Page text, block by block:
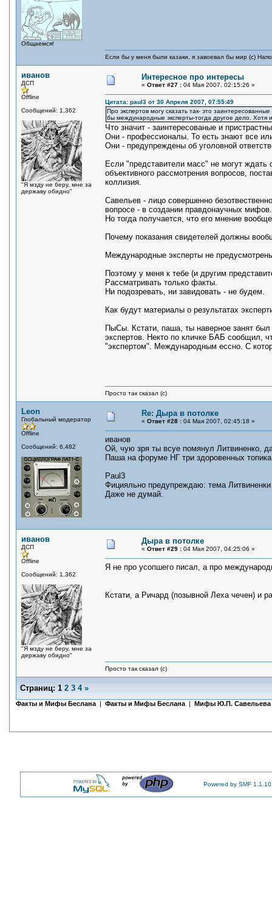
Общаемся!
Если бы у меня были казаки, я завоевал бы мир (с)
иванов
ДСП
Offline
Сообщений: 1,362
"Я мзду не беру, мне за
державу обидно"
Интересное про интересы
« Ответ #27 : 04 Мая 2007, 02:15:26 »
Цитата: paul3 от 30 Апреля 2007, 07:55:49
Про экспертов могу сказать так- это
бы международные эксперты-тогда другое дело.
Что значит - заинтересованые и
Они - профессионалы. То есть знают все
Они - предупреждены об уголовной
Если "представители масс" не могут
объективного рассмотрения вопросов,
коллизия.
Савельев - лицо совершенно
вопросе - в создании правдонаучных мифов.
Но тогда получается, что его мнение
Почему показания свидетелей должны
Международные эксперты не
Поэтому у меня к тебе (и другим
Рассматривать только факты.
Ни подозревать, ни завидовать - не будем.
Как будут материалы о результатах
ПыСы. Кстати, паша, ты наверное занят
экспертов. Некто по кличке БАБ сообщил,
"экспертом". Международным ессно. С
Просто так сказал (с)
Leon
Глобальный модератор
Offline
Сообщений: 6,482
Re: Дыра в потолке
« Ответ #28 : 04 Мая 2007, 02:45:18 »
иванов
Ой, чую зря ты всуе помянул Литвиненко,
Паша на форуме НГ три здоровенных
Paul3
Фицияльно предупреждаю: тема
Даже не думай.
иванов
ДСП
Offline
Сообщений: 1,362
"Я мзду не беру, мне за
державу обидно"
Дыра в потолке
« Ответ #29 : 04 Мая 2007, 04:25:06 »
Я не про усопшего писал, а про
Кстати, а Ричард (позывной Леха чечен) и
Просто так сказал (с)
Страниц: 1 2 3 4 »
Факты и Мифы Беслана | Факты и Мифы Беслана | Мифы Ю.П. Савельева
Powered by SMF 1.1.10